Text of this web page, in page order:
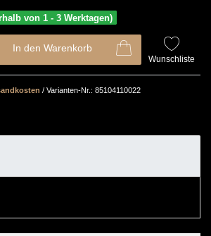
von 1 - 3 Werktagen)
In den Warenkorb
Wunschliste
/ Varianten-Nr.: 85104110022